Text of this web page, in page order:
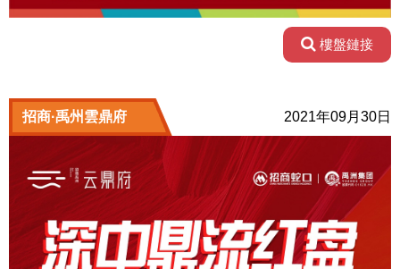
樓盤鏈接
2021年09月30日
招商·禹州雲鼎府